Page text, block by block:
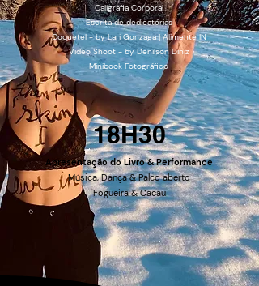
Caligrafia Corporal
Escrita de dedicatórias
Coquetel - by Lari Gonzaga | Alimente IN
Video Shoot - by Denilson Diniz
Minibook Fotográfico
18H30
Apresentação do Livro & Performance
Música, Dança & Palco aberto
Fogueira& Cacau